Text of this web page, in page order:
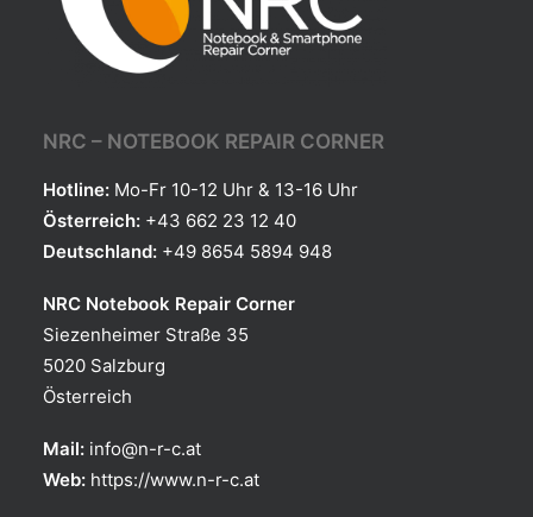
NRC – NOTEBOOK REPAIR CORNER
Hotline: Mo-Fr 10-12 Uhr & 13-16 Uhr
Österreich: +43 662 23 12 40
Deutschland: +49 8654 5894 948
NRC Notebook Repair Corner
Siezenheimer Straße 35
5020 Salzburg
Österreich
Mail: info@n-r-c.at
Web: https://www.n-r-c.at